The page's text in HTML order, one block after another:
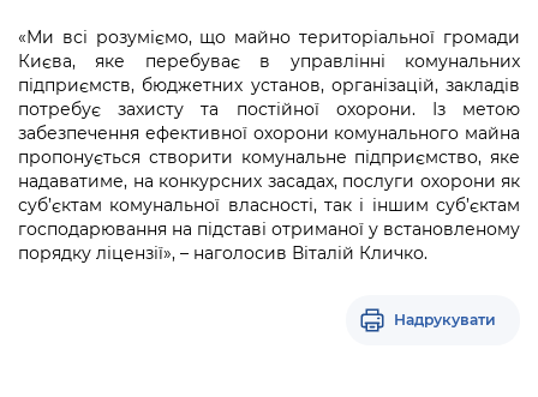
«Ми всі розуміємо, що майно територіальної громади
Києва, яке перебуває в управлінні комунальних
підприємств, бюджетних установ, організацій, закладів
потребує захисту та постійної охорони. Із метою
забезпечення ефективної охорони комунального майна
пропонується створити комунальне підприємство, яке
надаватиме, на конкурсних засадах, послуги охорони як
суб’єктам комунальної власності, так і іншим суб’єктам
господарювання на підставі отриманої у встановленому
порядку ліцензії», – наголосив Віталій Кличко.
Надрукувати